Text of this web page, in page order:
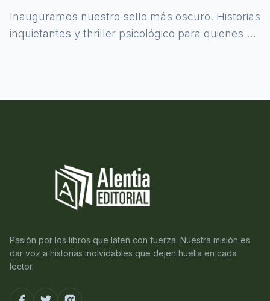
Inauguramos nuestro sello más oscuro. Historias
inquietantes y thriller psicológico para quienes se
Pasión por los libros que laten con fuerza. Nuestra misión es
dar voz a historias inolvidables que dejen huella en cada
lector.